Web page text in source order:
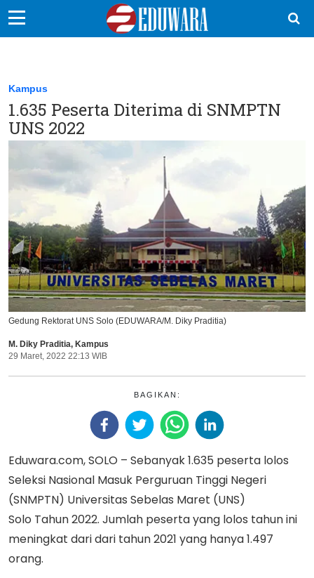
Sekolah Kita
Vokasi
Kampus
Sains
EduDana
Ikuti Kami di:
Kampus
1.635 Peserta Diterima di SNMPTN
UNS 2022
Gedung Rektorat UNS Solo (EDUWARA/M. Diky Praditia)
M. Diky Praditia, Kampus
29 Maret, 2022 22:13 WIB
BAGIKAN:
Eduwara.com, SOLO – Sebanyak 1.635 peserta lolos
Seleksi Nasional Masuk Perguruan Tinggi Negeri
(SNMPTN) Universitas Sebelas Maret (UNS)
Solo Tahun 2022. Jumlah peserta yang lolos tahun ini
meningkat dari dari tahun 2021 yang hanya 1.497
orang.